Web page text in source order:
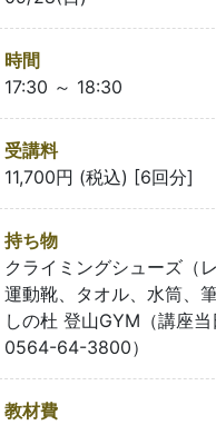
時間
17:30 ～ 18:30
受講料
11,700円 (税込) [6回分]
持ち物
クライミングシューズ（
運動靴、タオル、水筒、
しの杜 登山GYM（講座
0564-64-3800）
教材費